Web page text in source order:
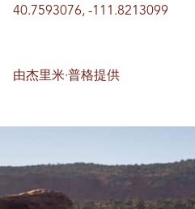
40.7593076, -111.8213099
由杰里米·普格提供